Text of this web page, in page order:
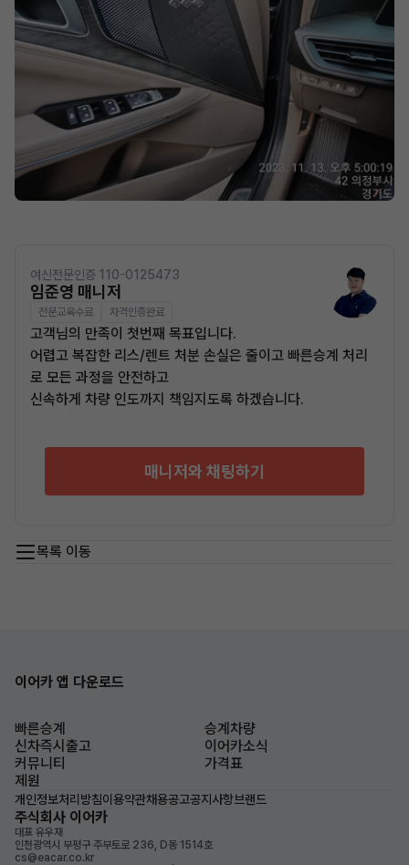
여신전문인증 110-0125473
임준영 매니저
전문교육수료 자격인증완료
고객님의 만족이 첫번째 목표입니다.
어렵고 복잡한 리스/렌트 처분 손실은 줄이고 빠른승계 처리
로 모든 과정을 안전하고
신속하게 차량 인도까지 책임지도록 하겠습니다.
매니저와 채팅하기
목록 이동
이어카 앱 다운로드
빠른승계
승계차량
신차즉시출고
이어카소식
커뮤니티
가격표
제원
개인정보처리방침이용약관채용공고공지사항브랜드
주식회사 이어카
대표 유우재
인천광역시 부평구 주부토로 236, D동 1514호
cs@eacar.co.kr